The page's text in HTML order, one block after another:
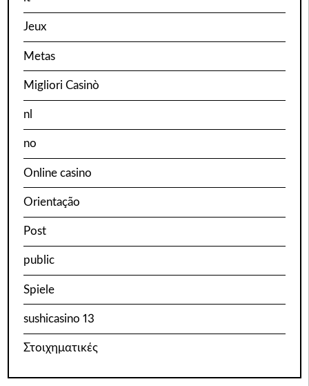
Jeux
Metas
Migliori Casinò
nl
no
Online casino
Orientação
Post
public
Spiele
sushicasino 13
Στοιχηματικές